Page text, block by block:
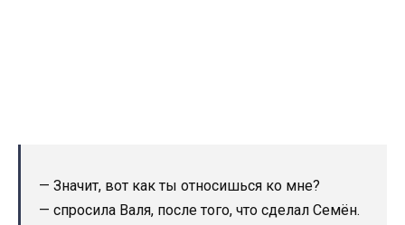
— Значит, вот как ты относишься ко мне?
— спросила Валя, после того, что сделал Семён.